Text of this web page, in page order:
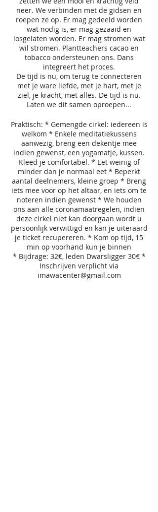
neer. We verbinden met de gidsen en
roepen ze op. Er mag gedeeld worden
wat nodig is, er mag gezaaid en
losgelaten worden. Er mag stromen wat
wil stromen. Plantteachers cacao en
tobacco ondersteunen ons. Dans
integreert het proces.
De tijd is nu, om terug te connecteren
met je ware liefde, met je hart, met je
ziel, je kracht, met alles. De tijd is nu.
Laten we dit samen oproepen...
Praktisch: * Gemengde cirkel: iedereen is
welkom * Enkele meditatiekussens
aanwezig, breng een dekentje mee
indien gewenst, een yogamatje, kussen.
Kleed je comfortabel. * Eet weinig of
minder dan je normaal eet * Beperkt
aantal deelnemers, kleine groep * Breng
iets mee voor op het altaar, en iets om te
noteren indien gewenst * We houden
ons aan alle coronamaatregelen, indien
deze cirkel niet kan doorgaan wordt u
persoonlijk verwittigd en kan je uiteraard
je ticket recupereren. * Kom op tijd, 15
min op voorhand kun je binnen
* Bijdrage: 32€, leden Dwarsligger 30€ *
Inschrijven verplicht via
imawacenter@gmail.com